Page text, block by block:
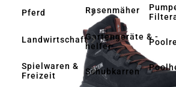
Pferd
Landwirtschaft
Spielwaren &
Freizeit
Rasenmäher
Gartengeräte & -
helfer
Schubkarren
Bildergalerie überspringen